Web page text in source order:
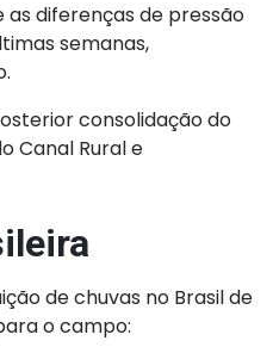
as diferenças de pressão
semanas,
consolidação do
Canal Rural e
de chuvas no Brasil de
o campo: